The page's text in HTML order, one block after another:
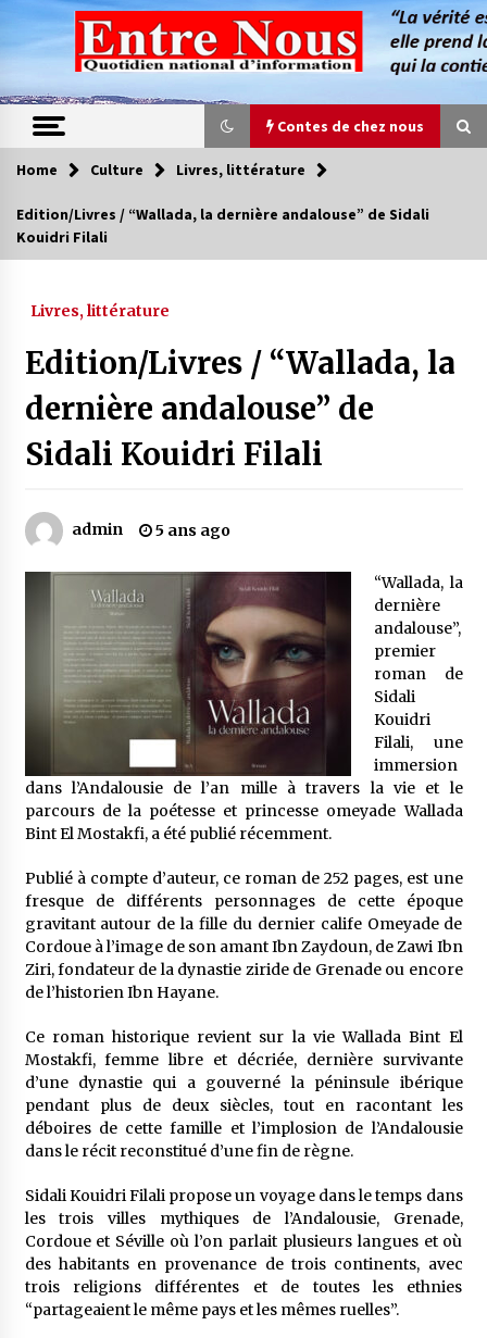
content
Contes de chez nous
Contes de chez nous
Magie de sorcier
4 ans ago
Oum el Gaïla / L’ogresse du M’zab
4 ans ago
4 ans ago
Quand on va vite
5 ans ago
« Père, tiens-moi, je vais tomber ! »
5 ans ago
Le bouc de l’Au-delà
5 ans ago
Le monstrueux vieillard (Un récit du Sud
algérien)
5 ans ago
Rencontre nocturne dans le désert (Un conte
touareg)
5 ans ago
Un conte targui/ Quand la tête est vide
5 ans ago
Tradition orale/ D’où viennent les contes et à
5 ans ago
Home Culture Livres, littérature
Edition/Livres / “Wallada, la dernière andalouse” de Sidali
Kouidri Filali
Livres, littérature
Edition/Livres / “Wallada, la
dernière andalouse” de
Sidali Kouidri Filali
admin 5 ans ago
“Wallada, la
dernière
andalouse”,
premier
roman de
Sidali
Kouidri
Filali, une
immersion
dans l’Andalousie de l’an mille à travers la vie et le
parcours de la poétesse et princesse omeyade Wallada
Bint El Mostakfi, a été publié récemment.
Publié à compte d’auteur, ce roman de 252 pages, est une
fresque de différents personnages de cette époque
gravitant autour de la fille du dernier calife Omeyade de
Cordoue à l’image de son amant Ibn Zaydoun, de Zawi Ibn
Ziri, fondateur de la dynastie ziride de Grenade ou encore
de l’historien Ibn Hayane.
Ce roman historique revient sur la vie Wallada Bint El
Mostakfi, femme libre et décriée, dernière survivante
d’une dynastie qui a gouverné la péninsule ibérique
pendant plus de deux siècles, tout en racontant les
déboires de cette famille et l’implosion de l’Andalousie
dans le récit reconstitué d’une fin de règne.
Sidali Kouidri Filali propose un voyage dans le temps dans
les trois villes mythiques de l’Andalousie, Grenade,
Cordoue et Séville où l’on parlait plusieurs langues et où
des habitants en provenance de trois continents, avec
trois religions différentes et de toutes les ethnies
“partageaient le même pays et les mêmes ruelles”.